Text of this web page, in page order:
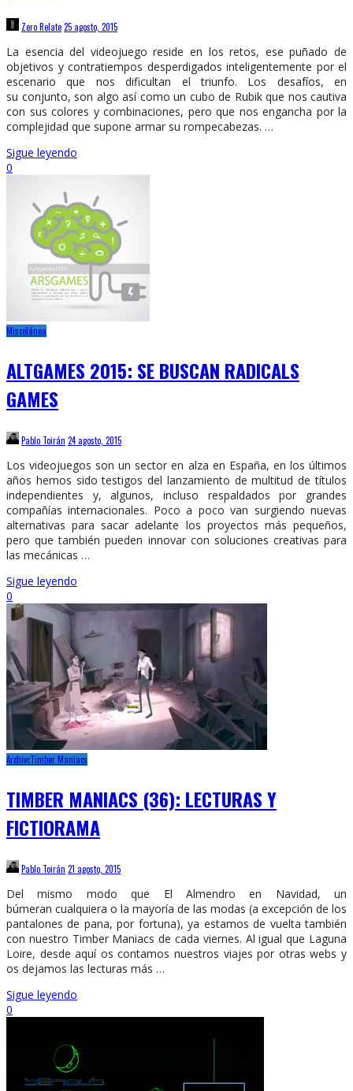
Zero Relate25 agosto, 2015
La esencia del videojuego reside en los retos, ese puñado de
objetivos y contratiempos desperdigados inteligentemente por el
escenario que nos dificultan el triunfo. Los desafíos, en
su conjunto, son algo así como un cubo de Rubik que nos cautiva
con sus colores y combinaciones, pero que nos engancha por la
complejidad que supone armar su rompecabezas. …
Sigue leyendo
0
Miscelánea
ALTGAMES 2015: SE BUSCAN RADICALS
GAMES
Pablo Toirán 24 agosto, 2015
Los videojuegos son un sector en alza en España, en los últimos
años hemos sido testigos del lanzamiento de multitud de títulos
independientes y, algunos, incluso respaldados por grandes
compañías internacionales. Poco a poco van surgiendo nuevas
alternativas para sacar adelante los proyectos más pequeños,
pero que también pueden innovar con soluciones creativas para
las mecánicas …
Sigue leyendo
0
ArchivoTimber Maniacs
TIMBER MANIACS (36): LECTURAS Y
FICTIORAMA
Pablo Toirán 21 agosto, 2015
Del mismo modo que El Almendro en Navidad, un
búmeran cualquiera o la mayoría de las modas (a excepción de los
pantalones de pana, por fortuna), ya estamos de vuelta también
con nuestro Timber Maniacs de cada viernes. Al igual que Laguna
Loire, desde aquí os contamos nuestros viajes por otras webs y
os dejamos las lecturas más …
Sigue leyendo
0